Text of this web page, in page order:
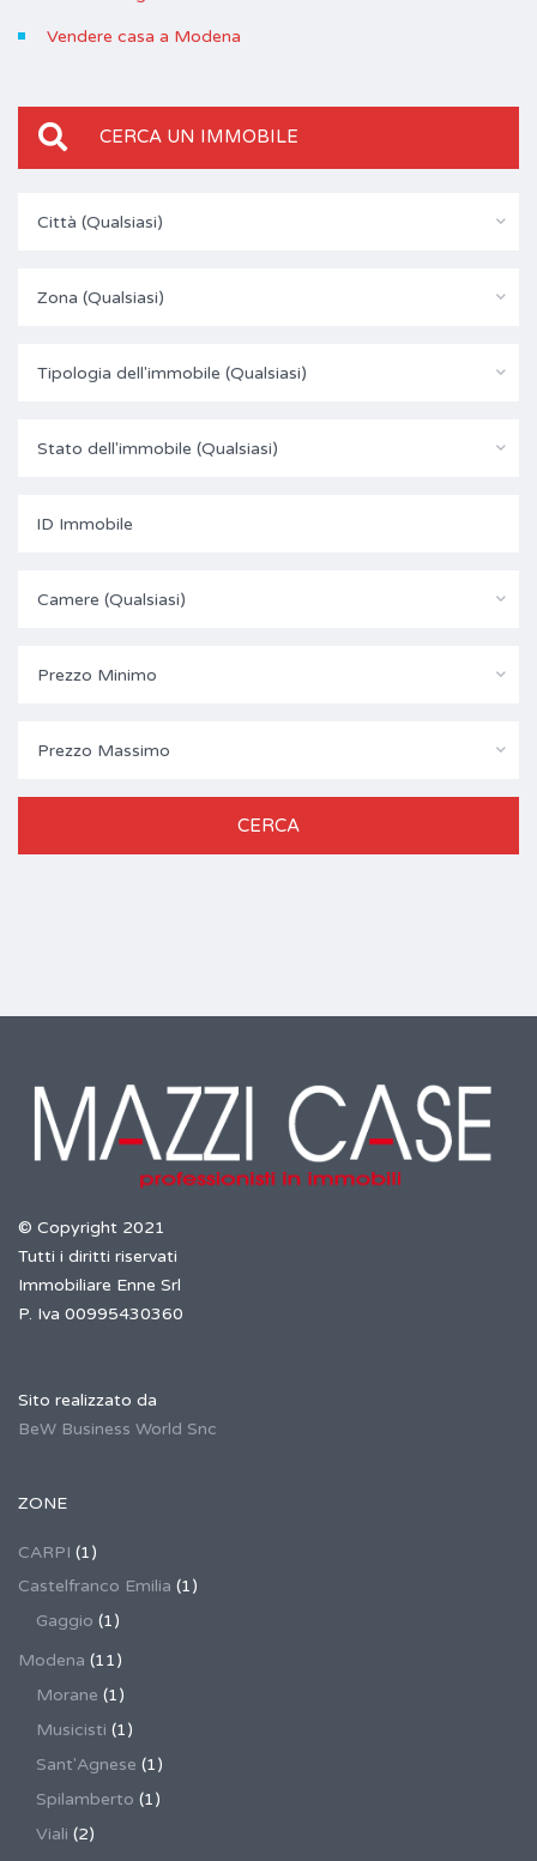
Vendere casa a Modena
CERCA UN IMMOBILE
Città (Qualsiasi)
Zona (Qualsiasi)
Tipologia dell'immobile (Qualsiasi)
Stato dell'immobile (Qualsiasi)
Camere (Qualsiasi)
Prezzo Minimo
Prezzo Massimo
© Copyright 2021
Tutti i diritti riservati
Immobiliare Enne Srl
P. Iva 00995430360
Sito realizzato da
BeW Business World Snc
ZONE
CARPI (1)
Castelfranco Emilia (1)
Gaggio (1)
Modena (11)
Morane (1)
Musicisti (1)
Sant'Agnese (1)
Spilamberto (1)
Viali (2)